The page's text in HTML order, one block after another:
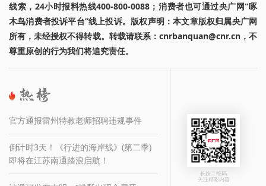
线索，24小时报料热线400-800-0088；消费者也可通过央广网“啄
木鸟消费者投诉平台”线上投诉。版权声明：本文章版权归属央广网
所有，未经授权不得转载。转载请联系：cnrbanquan@cnr.cn，不
尊重原创的行为我们将追究责任。
官方通报雷州特教老师招聘违规事件
倒计时3天！《行进的海岸线》(第二季)
即将在江苏南通踏浪启航！
长按二维码
关注精彩内容